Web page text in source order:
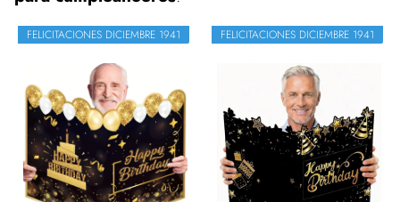
FELICITACIONES DICIEMBRE 1941 FELICITACIONES DICIEMBRE 1941